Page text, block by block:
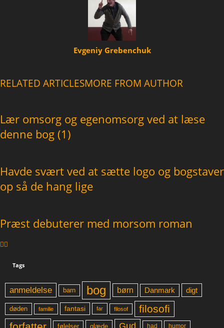
Evgeniy Grebenchuk
RELATED ARTICLESMORE FROM AUTHOR
Lær omsorg og egenomsorg ved at læse
denne bog (1)
Havde svært ved at sætte logo og bogstaver
op så de hang lige
Præst debuterer med morsom roman
Tags
anmeldelse barn bog børn Danmark digt
døden familie fantasi far filosof
filosofi
følelser glæde had humor